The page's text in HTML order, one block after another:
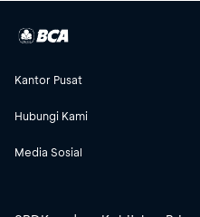
Kantor Pusat
Hubungi Kami
Media Sosial